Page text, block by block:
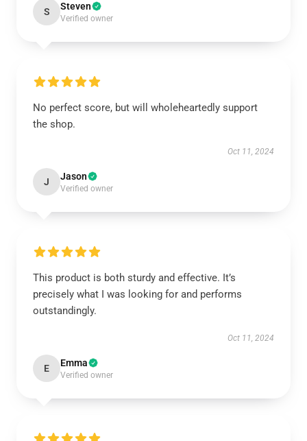
S Steven
Verified owner
No perfect score, but will wholeheartedly support
the shop.
Oct 11, 2024
J Jason
Verified owner
This product is both sturdy and effective. It’s
precisely what I was looking for and performs
outstandingly.
Oct 11, 2024
E Emma
Verified owner